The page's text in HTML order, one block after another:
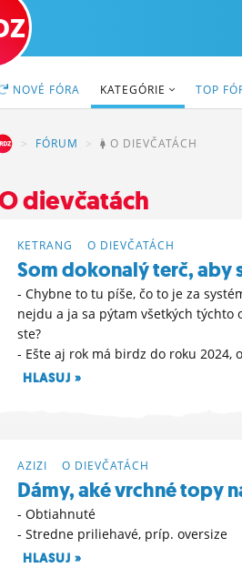
SA
NOVÉ FÓRA KATEGÓRIE TOP
FÓRUM O DIEVČATÁCH
dievčatách
KETRANG O DIEVČATÁCH
Som dokonalý terč, aby
- Chybne to tu píše, čo to je za
nejdu a ja sa pýtam všetkých týchto
ste?
- Ešte aj rok má birdz do roku 2024,
HLASUJ »
AZIZI O DIEVČATÁCH
Dámy, aké vrchné topy
- Obtiahnuté
- Stredne priliehavé, príp. oversize
HLASUJ »